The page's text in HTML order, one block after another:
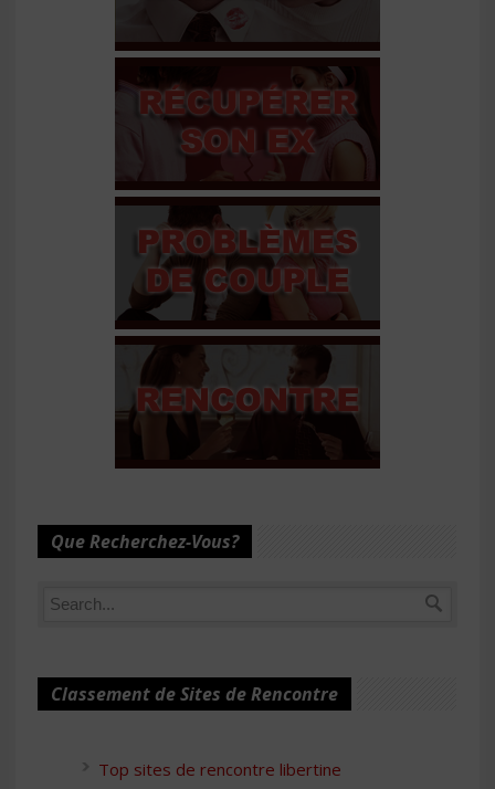
Que Recherchez-Vous?
Classement de Sites de Rencontre
Top sites de rencontre libertine